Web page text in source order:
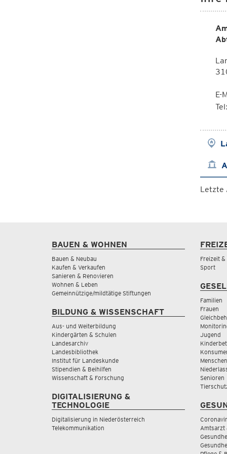
E-
Letzte
BAUEN & WOHNEN
Bauen & Neubau
Kaufen & Verkaufen
Sanieren & Renovieren
Wohnen & Leben
Gemeinnützige/mildtätige Stiftungen
BILDUNG & WISSENSCHAFT
Aus- und Weiterbildung
Kindergärten & Schulen
Landesarchiv
Landesbibliothek
Institut für Landeskunde
Stipendien & Beihilfen
Wissenschaft & Forschung
DIGITALISIERUNG &
TECHNOLOGIE
Digitalisierung in Niederösterreich
Telekommunikation
Freizeit
Sport
Familien
Frauen
Jugend
Senioren
Amtsarzt